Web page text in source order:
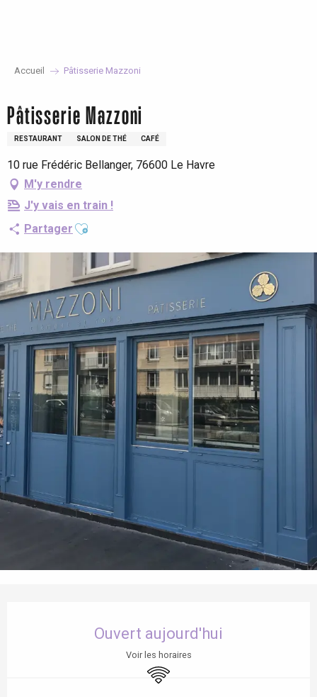
Accueil Pâtisserie Mazzoni
Pâtisserie Mazzoni
RESTAURANT SALON DE THÉ CAFÉ
10 rue Frédéric Bellanger, 76600 Le Havre
M'y rendre
J'y vais en train !
Partager Ajouter aux favoris
Ouvert aujourd'hui
Voir les horaires
WiFi